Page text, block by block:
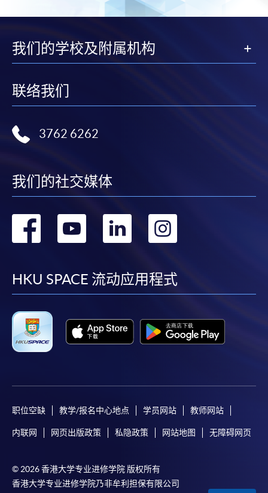
我们的学校及附属机构
联络我们
3762 6262
我们的社交媒体
转
facebook
转
youtube
转
linkedin
转
HKU SPACE 流动应用程式
职位空缺 教学/报名中心地点 学员网站 教师网站
内联网 网页出版政策 私隐政策 网站地图 无障碍网页
© 2026 香港大学专业进修学院 版权所有
香港大学专业进修学院乃非牟利担保有限公司